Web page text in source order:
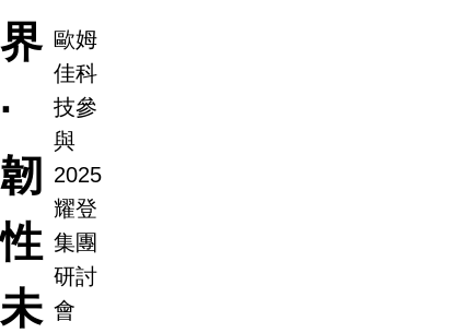
界
·
韌
性
未
歐姆
佳科
技參
與
2025
耀登
集團
研討
會